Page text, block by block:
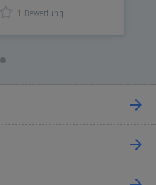
1 Bewertung